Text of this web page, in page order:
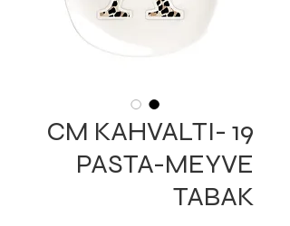
19 CM KAHVALTI-
PASTA-MEYVE
TABAK